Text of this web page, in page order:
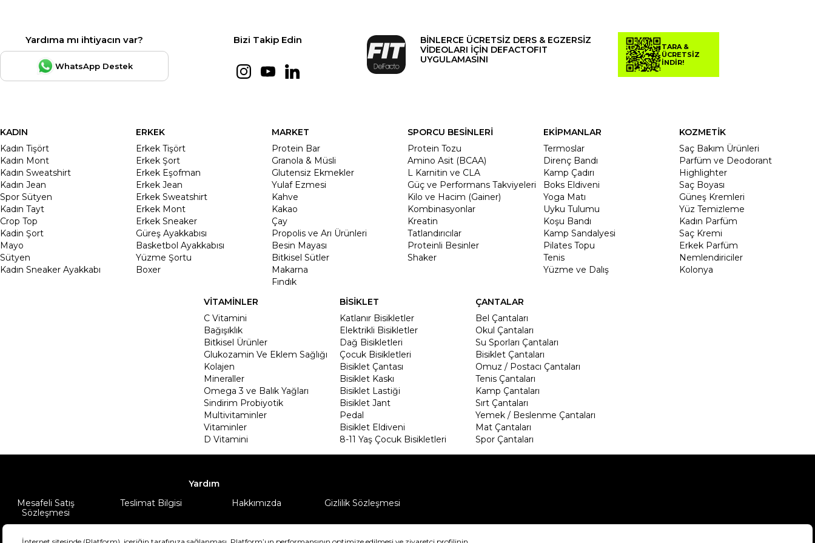
Yardıma mı ihtiyacın var?
WhatsApp Destek
Bizi Takip Edin
BİNLERCE ÜCRETSİZ DERS & EGZERSİZ
VİDEOLARI İÇİN DEFACTOFIT
UYGULAMASINI
TARA &
ÜCRETSİZ
İNDİR!
KADIN
Kadın Tişört
Kadın Mont
Kadın Sweatshirt
Kadın Jean
Spor Sütyen
Kadın Tayt
Crop Top
Kadin Şort
Mayo
Sütyen
Kadın Sneaker Ayakkabı
ERKEK
Erkek Tişört
Erkek Şort
Erkek Eşofman
Erkek Jean
Erkek Sweatshirt
Erkek Mont
Erkek Sneaker
Güreş Ayakkabısı
Basketbol Ayakkabısı
Yüzme Şortu
Boxer
MARKET
Protein Bar
Granola & Müsli
Glutensiz Ekmekler
Yulaf Ezmesi
Kahve
Kakao
Çay
Propolis ve Arı Ürünleri
Besin Mayası
Bitkisel Sütler
Makarna
Fındık
SPORCU BESİNLERİ
Protein Tozu
Amino Asit (BCAA)
L Karnitin ve CLA
Güç ve Performans Takviyeleri
Kilo ve Hacim (Gainer)
Kombinasyonlar
Kreatin
Tatlandırıcılar
Proteinli Besinler
Shaker
EKİPMANLAR
Termoslar
Direnç Bandı
Kamp Çadırı
Boks Eldiveni
Yoga Matı
Uyku Tulumu
Koşu Bandı
Kamp Sandalyesi
Pilates Topu
Tenis
Yüzme ve Dalış
KOZMETİK
Saç Bakım Ürünleri
Parfüm ve Deodorant
Highlighter
Saç Boyası
Güneş Kremleri
Yüz Temizleme
Kadın Parfüm
Saç Kremi
Erkek Parfüm
Nemlendiriciler
Kolonya
VİTAMİNLER
C Vitamini
Bağışıklık
Bitkisel Ürünler
Glukozamin Ve Eklem Sağlığı
Kolajen
Mineraller
Omega 3 ve Balık Yağları
Sindirim Probiyotik
Multivitaminler
Vitaminler
D Vitamini
BİSİKLET
Katlanır Bisikletler
Elektrikli Bisikletler
Dağ Bisikletleri
Çocuk Bisikletleri
Bisiklet Çantası
Bisiklet Kaskı
Bisiklet Lastiği
Bisiklet Jant
Pedal
Bisiklet Eldiveni
8-11 Yaş Çocuk Bisikletleri
ÇANTALAR
Bel Çantaları
Okul Çantaları
Su Sporları Çantaları
Bisiklet Çantaları
Omuz / Postacı Çantaları
Tenis Çantaları
Kamp Çantaları
Sırt Çantaları
Yemek / Beslenme Çantaları
Mat Çantaları
Spor Çantaları
Yardım
Mesafeli Satış
Sözleşmesi
Teslimat Bilgisi Hakkımızda Gizlilik Sözleşmesi